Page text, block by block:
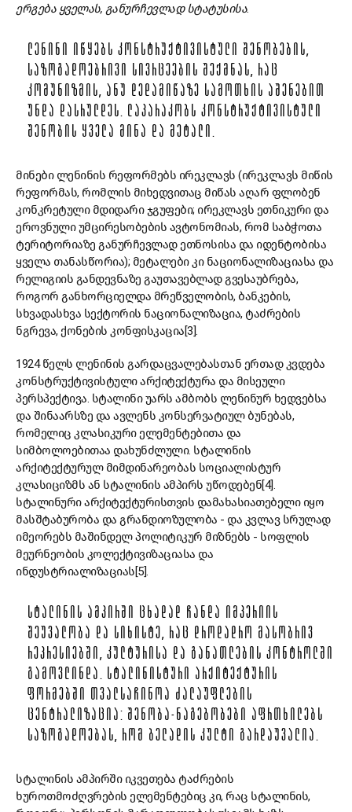
ერგება ყველას, განურჩევლად სტატუსისა.
ᲚᲔᲜᲘᲜᲘ ᲘᲬᲧᲔᲑᲡ ᲙᲝᲜᲡᲢᲠᲣᲥᲢᲘᲕᲘᲡᲢᲣᲚᲘ ᲨᲔᲜᲝᲑᲔᲑᲘᲡ,
ᲡᲐᲖᲝᲒᲐᲓᲝᲔᲑᲠᲘᲕᲘ ᲡᲘᲕᲠᲪᲔᲔᲑᲘᲡ ᲨᲔᲥᲛᲜᲐᲡ, ᲠᲐᲪ
ᲙᲝᲛᲣᲜᲘᲖᲛᲘᲡ, ᲐᲜᲣ ᲓᲔᲓᲐᲛᲘᲬᲐᲖᲔ ᲡᲐᲛᲝᲗᲮᲘᲡ ᲐᲨᲔᲜᲔᲑᲘᲗ
ᲣᲜᲓᲐ ᲓᲐᲡᲠᲣᲚᲓᲔᲡ. ᲚᲐᲞᲐᲠᲐᲙᲝᲑᲡ ᲙᲝᲜᲡᲢᲠᲣᲥᲢᲘᲕᲘᲡᲢᲣᲚᲘ
ᲨᲔᲜᲝᲑᲘᲡ ᲧᲕᲔᲚᲐ ᲛᲘᲜᲐ ᲓᲐ ᲛᲔᲢᲐᲚᲘ.
მინები ლენინის რეფორმებს ირეკლავს (ირეკლავს მიწის
რეფორმას, რომლის მიხედვითაც მიწას აღარ ფლობენ
კონკრეტული მდიდარი ჯგუფები; ირეკლავს ეთნიკური და
ეროვნული უმცირესობების ავტონომიას, რომ საბჭოთა
ტერიტორიაზე განურჩევლად ეთნოსისა და იდენტობისა
ყველა თანასწორია); მეტალები კი ნაციონალიზაციასა და
რელიგიის განდევნაზე გაუთავებლად გვესაუბრება,
როგორ განხორციელდა მრეწველობის, ბანკების,
სხვადასხვა სექტორის ნაციონალიზაცია, ტაძრების
ნგრევა, ქონების კონფისკაცია[3].
1924 წელს ლენინის გარდაცვალებასთან ერთად კვდება
კონსტრუქტივისტული არქიტექტურა და მისეული
პერსპექტივა. სტალინი უარს ამბობს ლენინურ ხედვებსა
და შინაარსზე და ავლენს კონსერვატიულ ბუნებას,
რომელიც კლასიკური ელემენტებითა და
სიმბოლოებითაა დახუნძლული. სტალინის
არქიტექტურულ მიმდინარეობას სოციალისტურ
კლასიციზმს ან სტალინის ამპირს უწოდებენ[4].
სტალინური არქიტექტურისთვის დამახასიათებელი იყო
მასშტაბურობა და გრანდიოზულობა - და კვლავ სრულად
იმეორებს მაშინდელ პოლიტიკურ მიზნებს - სოფლის
მეურნეობის კოლექტივიზაციასა და
ინდუსტრიალიზაციას[5].
ᲡᲢᲐᲚᲘᲜᲘᲡ ᲐᲛᲞᲘᲠᲨᲘ ᲪᲮᲐᲓᲐᲓ ᲩᲐᲜᲓᲐ ᲘᲛᲞᲔᲠᲘᲘᲡ
ᲨᲔᲣᲕᲐᲚᲝᲑᲐ ᲓᲐ ᲡᲘᲮᲘᲡᲢᲔ, ᲠᲐᲪ ᲓᲠᲝᲓᲐᲓᲠᲝ ᲛᲐᲡᲝᲑᲠᲘᲕ
ᲠᲔᲞᲠᲔᲡᲘᲔᲑᲨᲘ, ᲙᲣᲚᲢᲣᲠᲘᲡᲐ ᲓᲐ ᲒᲐᲜᲐᲗᲚᲔᲑᲘᲡ ᲙᲝᲜᲢᲠᲝᲚᲨᲘ
ᲒᲐᲛᲝᲕᲚᲘᲜᲓᲐ. ᲡᲢᲐᲚᲘᲜᲘᲡᲢᲣᲠᲘ ᲐᲠᲥᲘᲢᲔᲥᲢᲣᲠᲘᲡ
ᲤᲝᲠᲛᲔᲑᲨᲘ ᲗᲕᲐᲚᲡᲐᲩᲘᲜᲝᲐ ᲫᲐᲚᲐᲣᲤᲚᲔᲑᲘᲡ
ᲪᲔᲜᲢᲠᲐᲚᲘᲖᲐᲪᲘᲐ: ᲨᲔᲜᲝᲑᲐ-ᲜᲐᲒᲔᲑᲝᲑᲔᲑᲘ ᲐᲤᲠᲗᲮᲘᲚᲔᲑᲡ
ᲡᲐᲖᲝᲒᲐᲓᲝᲔᲑᲐᲡ, ᲠᲝᲛ ᲑᲔᲚᲐᲓᲘᲡ ᲙᲣᲚᲢᲘ ᲒᲐᲠᲓᲐᲣᲕᲐᲚᲘᲐ.
სტალინის ამპირში იკვეთება ტაძრების
ხუროთმოძღვრების ელემენტებიც კი, რაც სტალინის,